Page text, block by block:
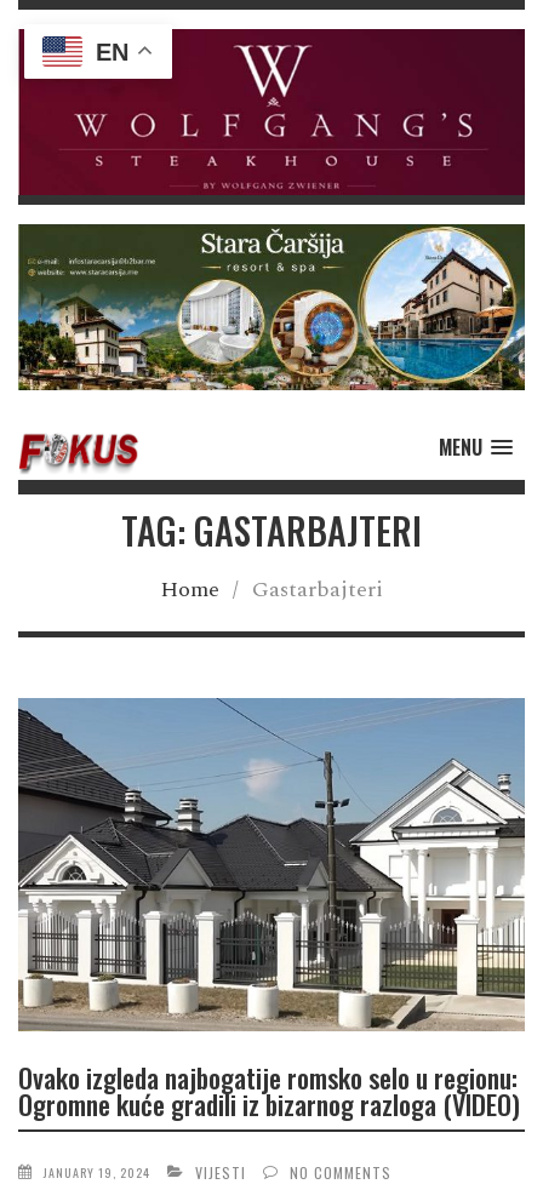
MENU
TAG: GASTARBAJTERI
Home / Gastarbajteri
Ovako izgleda najbogatije romsko selo u regionu:
Ogromne kuće gradili iz bizarnog razloga (VIDEO)
JANUARY 19, 2024 VIJESTI NO COMMENTS
EN